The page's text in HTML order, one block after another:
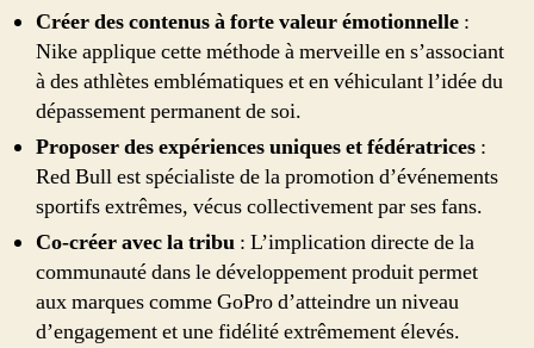
Créer des contenus à forte valeur émotionnelle :
Nike applique cette méthode à merveille en s’associant
à des athlètes emblématiques et en véhiculant l’idée du
dépassement permanent de soi.
Proposer des expériences uniques et fédératrices :
Red Bull est spécialiste de la promotion d’événements
sportifs extrêmes, vécus collectivement par ses fans.
Co-créer avec la tribu : L’implication directe de la
communauté dans le développement produit permet
aux marques comme GoPro d’atteindre un niveau
d’engagement et une fidélité extrêmement élevés.